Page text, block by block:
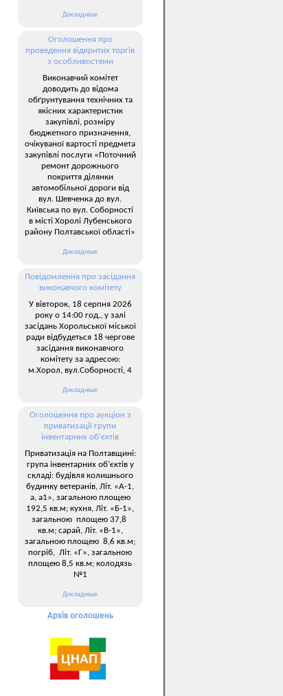
Докладніше
Оголошення про
проведення відкритих торгів
з особливостями
Виконавчий комітет
доводить до відома
обґрунтування технічних та
якісних характеристик
закупівлі, розміру
бюджетного призначення,
очікуваної вартості предмета
закупівлі послуги «Поточний
ремонт дорожнього
покриття ділянки
автомобільної дороги від
вул. Шевченка до вул.
Київська по вул. Соборності
в місті Хоролі Лубенського
району Полтавської області»
Докладніше
Повідомлення про засідання
виконавчого комітету
У вівторок, 18 серпня 2026
року о 14:00 год., у залі
засідань Хорольської міської
ради відбудеться 18 чергове
засідання виконавчого
комітету за адресою:
м.Хорол, вул.Соборності, 4
Докладніше
Оголошення про аукціон з
приватизації групи
інвентарних об’єктів
Приватизація на Полтавщині:
група інвентарних об’єктів у
складі: будівля колишнього
будинку ветеранів, Літ. «А-1,
а, а1», загальною площею
192,5 кв.м; кухня, Літ. «Б-1»,
загальною площею 37,8
кв.м; сарай, Літ. «В-1»,
загальною площею 8,6 кв.м;
погріб, Літ. «Г», загальною
площею 8,5 кв.м; колодязь
№1
Докладніше
Архів оголошень